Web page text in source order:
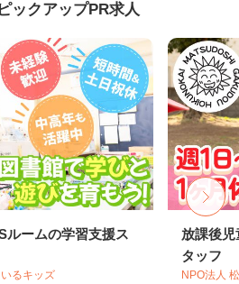
ックアップPR求人
ルームの学習支援ス
るキッズ
放課後児
タッフ
NPO法人